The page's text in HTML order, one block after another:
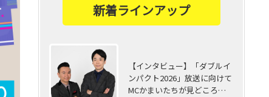
新着ラインアップ
【インタビュー】「ダブルイ
ンパクト2026」放送に向けて
MCかまいたちが見どころ…